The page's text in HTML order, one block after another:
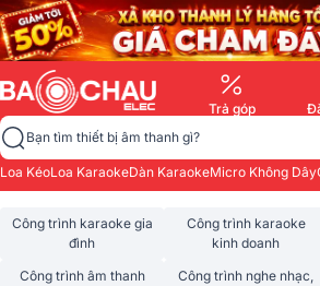
Trả góp
Bạn tìm thiết bị âm thanh gì?
Loa KéoLoa KaraokeDàn KaraokeMicro Không Dây
Công trình karaoke gia
đình
Công trình karaoke
kinh doanh
Công trình âm thanh
Công trình nghe nhạc,